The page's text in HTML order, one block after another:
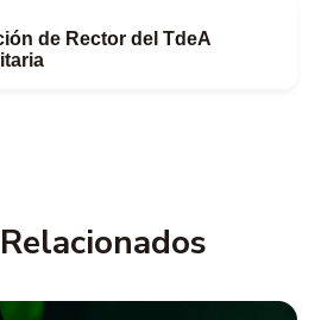
de Rector del TdeA